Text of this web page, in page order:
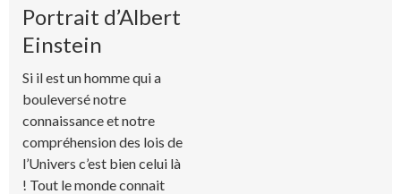
Portrait d’Albert
Einstein
Si il est un homme qui a
bouleversé notre
connaissance et notre
compréhension des lois de
l’Univers c’est bien celui là
! Tout le monde connait